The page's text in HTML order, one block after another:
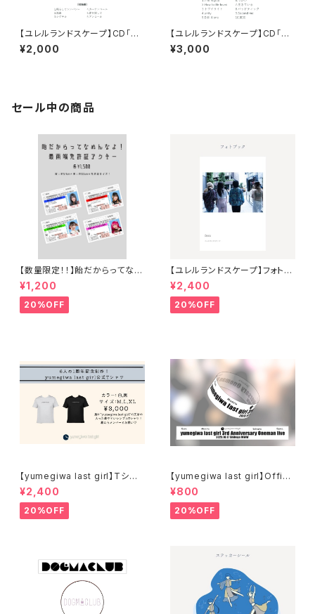
【ユレルランドスケープ】CD「en
core」
¥2,000
【ユレルランドスケープ】CD「M
ASTER PLAN」
¥3,000
セール中の商品
【数量限定！！】飴だからってなめ
んなよ！最南端免許証アクキー
¥1,200
20%OFF
【ユレルランドスケープ】フォトブ
ック
¥2,400
20%OFF
【yumegiwa last girl】Tシャ
ツ
¥2,400
20%OFF
【yumegiwa last girl】Offici
al Rubber Band
¥800
20%OFF